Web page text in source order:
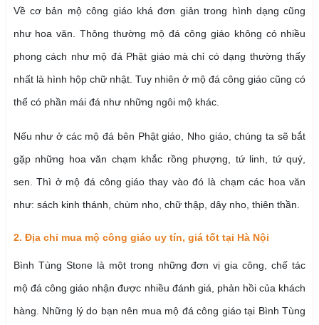
Về cơ bản mộ công giáo khá đơn giản trong hình dạng cũng
như hoa văn. Thông thường mộ đá công giáo không có nhiều
phong cách như mộ đá Phật giáo mà chỉ có dạng thường thấy
nhất là hình hộp chữ nhật. Tuy nhiên ở mộ đá công giáo cũng có
thể có phần mái đá như những ngôi mộ khác.
Nếu như ở các mộ đá bên Phật giáo, Nho giáo, chúng ta sẽ bắt
gặp những hoa văn chạm khắc rồng phượng, tứ linh, tứ quý,
sen. Thì ở mộ đá công giáo thay vào đó là chạm các hoa văn
như: sách kinh thánh, chùm nho, chữ thập, dây nho, thiên thần.
2. Địa chỉ mua mộ công giáo uy tín, giá tốt tại Hà Nội
Bình Tùng Stone là một trong những đơn vị gia công, chế tác
mộ đá công giáo nhận được nhiều đánh giá, phản hồi của khách
hàng. Những lý do bạn nên mua mộ đá công giáo tại Bình Tùng